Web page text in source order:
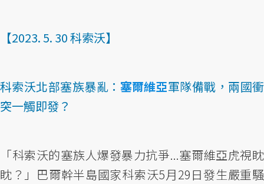
【2023. 5. 30 科索沃】
科索沃北部塞族暴亂：塞爾維亞軍隊備戰，兩國衝
突一觸即發？
「科索沃的塞族人爆發暴力抗爭...塞爾維亞虎視眈
眈？」巴爾幹半島國家科索沃5月29日發生嚴重騷